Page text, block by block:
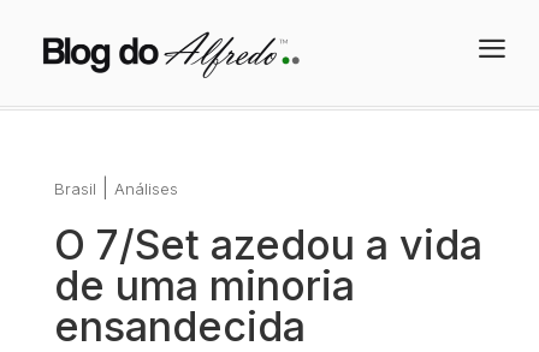
a
Brasil Análises
O 7/Set azedou a vida
de uma minoria
ensandecida